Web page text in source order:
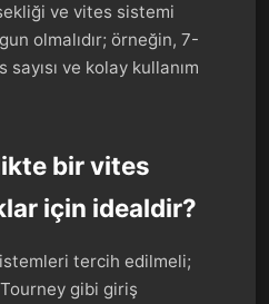
ve vites sistemi
olmalıdır; örneğin, 7-
ve kolay kullanım
bir vites
için idealdir?
tercih edilmeli;
gibi giriş